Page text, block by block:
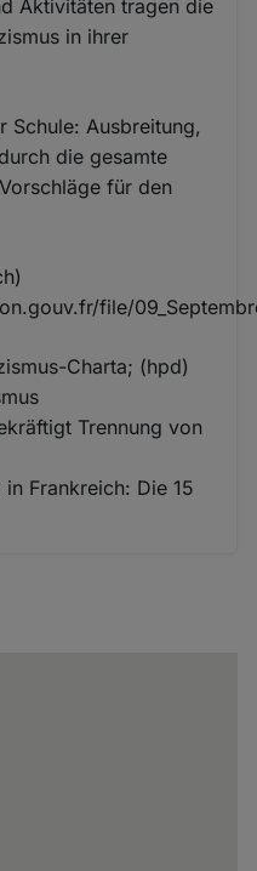
Aktivitäten tragen die
in ihrer
Schule: Ausbreitung,
die gesamte
für den
file/
Charta; (hpd)
Trennung von
Frankreich: Die 15